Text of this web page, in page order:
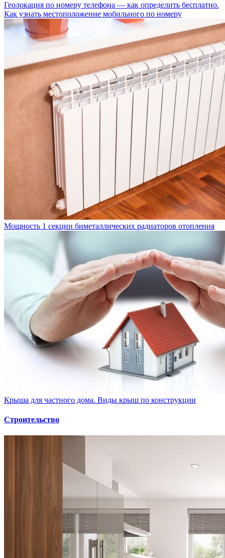
Геолокация по номеру телефона — как определить бесплатно.
Как узнать местоположение мобильного по номеру
Мощность 1 секции биметаллических радиаторов отопления
Крыша для частного дома. Виды крыш по конструкции
Строительство